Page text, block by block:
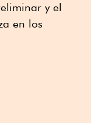
y el
en los